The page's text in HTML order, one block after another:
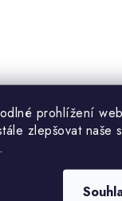
prohlížení
zlepšovat naše
.